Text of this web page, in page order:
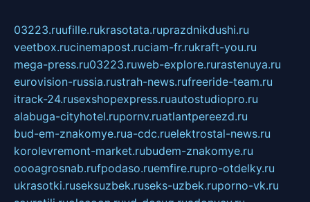
03223.ruufille.rukrasotata.ruprazdnikdushi.ru
veetbox.rucinemapost.ruciam-fr.rukraft-you.ru
mega-press.ru03223.ruweb-explore.rurastenuya.ru
eurovision-russia.rustrah-news.rufreeride-team.ru
itrack-24.rusexshopexpress.ruautostudiopro.ru
alabuga-cityhotel.rupornv.ruatlantpereezd.ru
bud-em-znakomye.rua-cdc.ruelektrostal-news.ru
korolevremont-market.rubudem-znakomye.ru
oooagrosnab.rufpodaso.ruemfire.rupro-otdelky.ru
ukrasotki.ruseksuzbek.ruseks-uzbek.ruporno-vk.ru